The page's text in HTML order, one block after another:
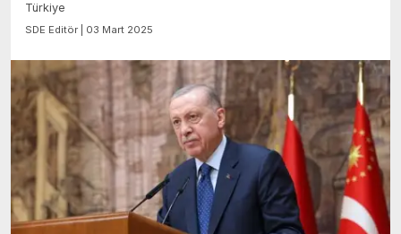
Türkiye
SDE Editör | 03 Mart 2025